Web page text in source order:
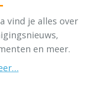
vind je alles over
en meer.